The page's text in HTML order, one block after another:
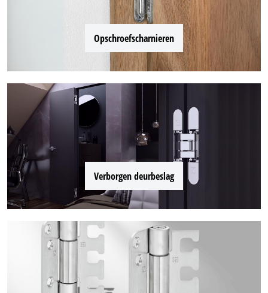
Opschroefscharnieren
Verborgen deurbeslag